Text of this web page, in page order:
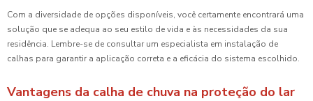
Com a diversidade de opções disponíveis, você certamente encontrará uma
solução que se adequa ao seu estilo de vida e às necessidades da sua
residência. Lembre-se de consultar um especialista em instalação de
calhas para garantir a aplicação correta e a eficácia do sistema escolhido.
Vantagens da calha de chuva na proteção do lar